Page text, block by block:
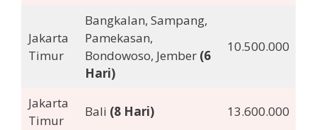
Jakarta
Timur
Bangkalan, Sampang,
Pamekasan,
Bondowoso, Jember (6
Hari)
10.500.000
Jakarta
Timur
Bali (8 Hari) 13.600.000